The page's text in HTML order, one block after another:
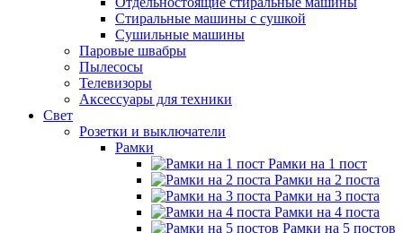
Стиральные машины с сушкой
Сушильные машины
Паровые швабры
Пылесосы
Телевизоры
Аксессуары для техники
Свет
Розетки и выключатели
Рамки
Рамки на 1 пост
Рамки на 2 поста
Рамки на 3 поста
Рамки на 4 поста
Рамки на 5 постов